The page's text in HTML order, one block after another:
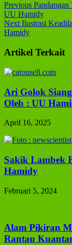
Previous
UU Hamidy
Next Ilustrasi
Hamidy
Artikel Terkait
Ari Golok
Oleh : UU
April 16, 2025
Sakik Lambek
Hamidy
Februari 5, 2024
Alam Pikiran
Rantau